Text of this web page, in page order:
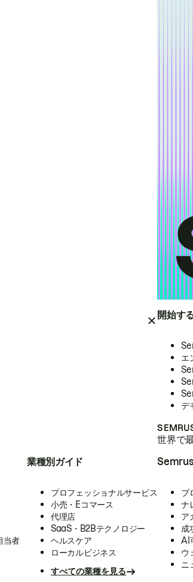
開始す
エ
デ
世界で
当者
業種別ガイド
プロフェッショナルサービス
小売・Eコマース
代理店
SaaS・B2Bテクノロジー
ヘルスケア
ローカルビジネス
すべての業種を見る
ブ
ナ
ア
成
AI
ウ
ニ